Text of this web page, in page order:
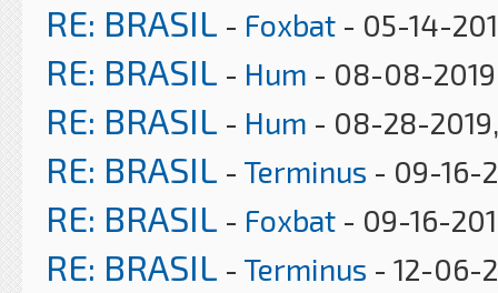
RE: BRASIL - Foxbat - 05-14-
RE: BRASIL - Hum - 08-08-
RE: BRASIL - Hum - 08-28-
RE: BRASIL - Terminus - 09-16-
RE: BRASIL - Foxbat - 09-16-
RE: BRASIL - Terminus - 12-06-